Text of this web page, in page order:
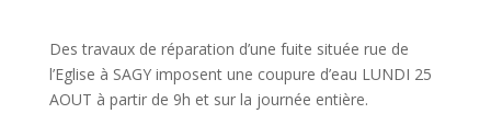
Des travaux de réparation d’une fuite située rue de
l’Eglise à SAGY imposent une coupure d’eau LUNDI 25
AOUT à partir de 9h et sur la journée entière.